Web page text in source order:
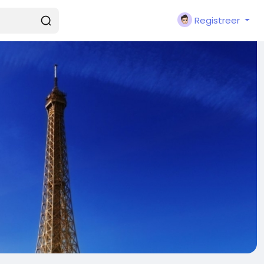
Registreer